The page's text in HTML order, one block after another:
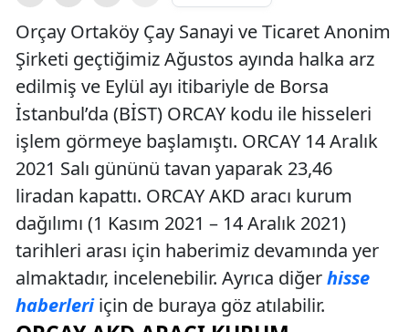
Orçay Ortaköy Çay Sanayi ve Ticaret Anonim
Şirketi geçtiğimiz Ağustos ayında halka arz
edilmiş ve Eylül ayı itibariyle de Borsa
İstanbul’da (BİST) ORCAY kodu ile hisseleri
işlem görmeye başlamıştı. ORCAY 14 Aralık
2021 Salı gününü tavan yaparak 23,46
liradan kapattı. ORCAY AKD aracı kurum
dağılımı (1 Kasım 2021 – 14 Aralık 2021)
tarihleri arası için haberimiz devamında yer
almaktadır, incelenebilir. Ayrıca diğerhisse
haberleriiçin de buraya göz atılabilir.